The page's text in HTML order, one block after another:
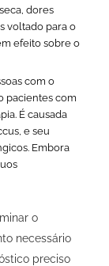
dores
voltado para o
efeito sobre o
com o
pacientes com
É causada
, e seu
Embora
o
necessário
preciso